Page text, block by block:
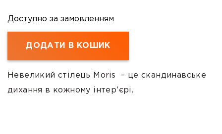
Невеликий стілець Moris
– це скандинавське
дихання в кожному інтер’єрі.
Доступно за замовленням
ДОДАТИ В КОШИК